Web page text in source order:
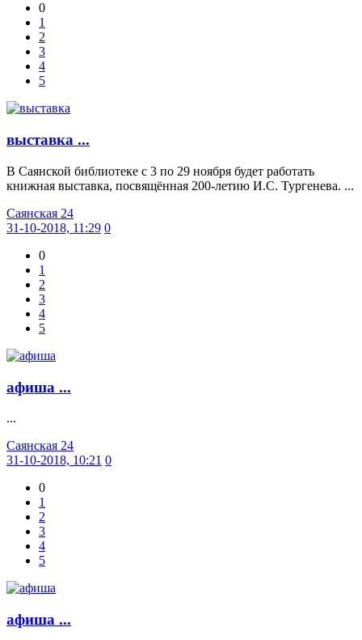
0
1
2
3
4
5
выставка ...
В Саянской библиотеке с 3 по 29 ноября будет работать
книжная выставка, посвящённая 200-летию И.С. Тургенева. ...
Саянская 24
31-10-2018, 11:29 0
0
1
2
3
4
5
афиша ...
...
Саянская 24
31-10-2018, 10:21 0
0
1
2
3
4
5
афиша ...